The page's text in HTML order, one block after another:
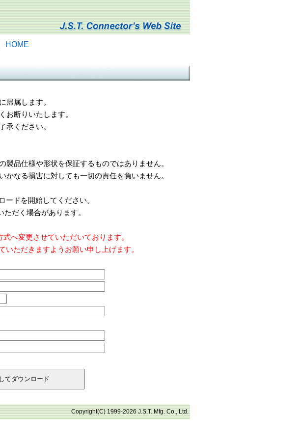
HOME
帰属します。
お断りいたします。
承ください。
品仕様や形状を保証するものではありません。
なる損害に対しても一切の責任を負いません。
ドを開始してください。
だく場合があります。
へ変更させていただいております。
ただきますようお願い申し上げます。
Copyright(C) 1999-2026 J.S.T. Mfg. Co., Ltd.